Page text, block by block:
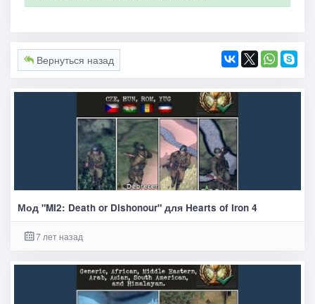
Вернуться назад
Мод "MI2: Death or Dishonour" для Hearts of Iron 4
7 лет назад